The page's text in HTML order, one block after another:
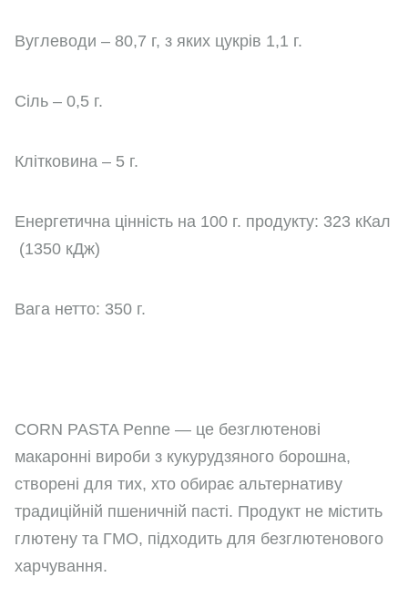
Вуглеводи – 80,7 г, з яких цукрів 1,1 г.
Сіль – 0,5 г.
Клітковина – 5 г.
Енергетична цінність на 100 г. продукту: 323 кКал
(1350 кДж)
Вага нетто: 350 г.
CORN PASTA Penne — це безглютенові
макаронні вироби з кукурудзяного борошна,
створені для тих, хто обирає альтернативу
традиційній пшеничній пасті. Продукт не містить
глютену та ГМО, підходить для безглютенового
харчування.